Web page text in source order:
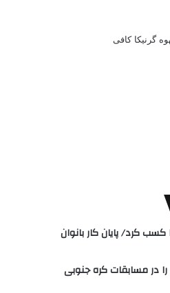
گرنیکا کافی
کسب کرد/ پایان کار بانوان
را در مسابقات کره جنوبی